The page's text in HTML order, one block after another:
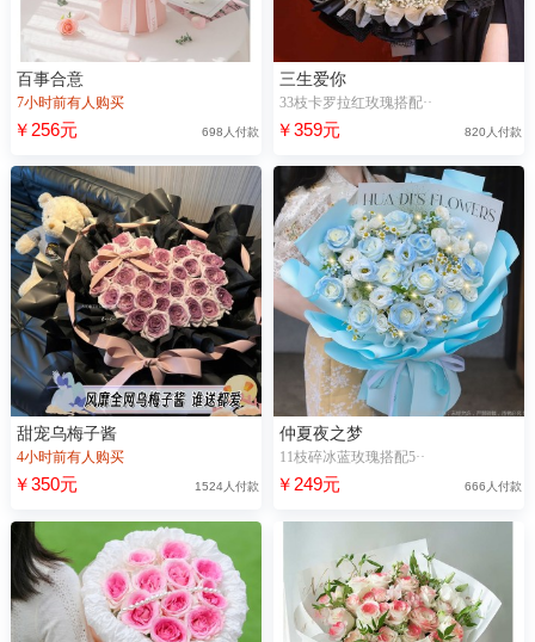
百事合意
7小时前有人购买
￥256元 698人付款
三生爱你
33枝卡罗拉红玫瑰搭配··
￥359元 820人付款
甜宠乌梅子酱
4小时前有人购买
￥350元 1524人付款
仲夏夜之梦
11枝碎冰蓝玫瑰搭配5··
￥249元 666人付款